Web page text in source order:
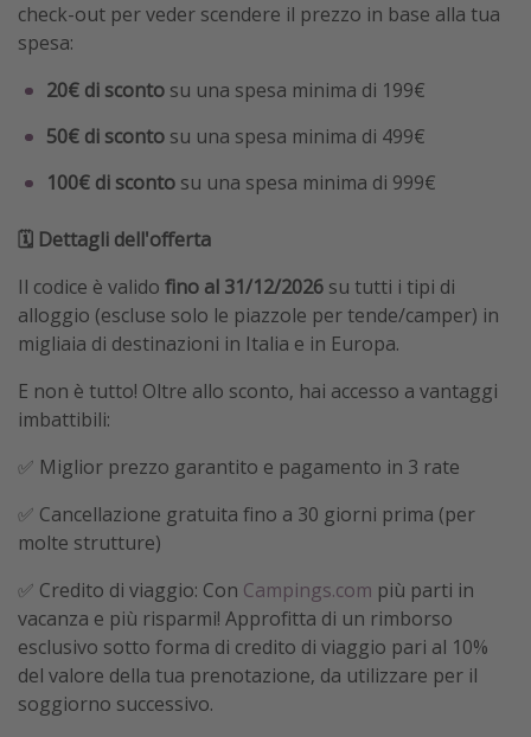
check-out per veder scendere il prezzo in base alla tua
spesa:
20€ di sconto su una spesa minima di 199€
50€ di sconto su una spesa minima di 499€
100€ di sconto su una spesa minima di 999€
🗓️ Dettagli dell'offerta
Il codice è valido fino al 31/12/2026 su tutti i tipi di
alloggio (escluse solo le piazzole per tende/camper) in
migliaia di destinazioni in Italia e in Europa.
E non è tutto! Oltre allo sconto, hai accesso a vantaggi
imbattibili:
✅ Miglior prezzo garantito e pagamento in 3 rate
✅ Cancellazione gratuita fino a 30 giorni prima (per
molte strutture)
✅ Credito di viaggio: Con Campings.com più parti in
vacanza e più risparmi! Approfitta di un rimborso
esclusivo sotto forma di credito di viaggio pari al 10%
del valore della tua prenotazione, da utilizzare per il
soggiorno successivo.